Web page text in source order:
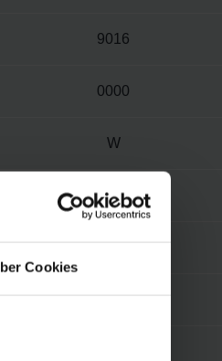
Cookies
9016
0000
W
3570
1/2"
LUGTD